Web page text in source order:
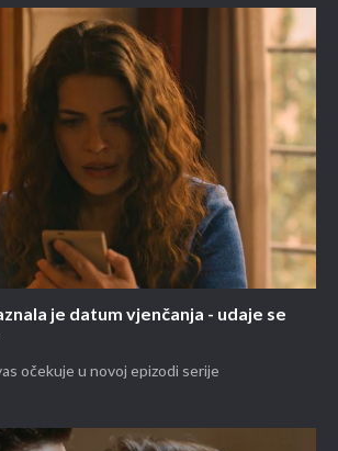
je datum vjenčanja - udaje se
očekuje u novoj epizodi serije